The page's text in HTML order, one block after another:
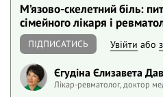
М’язово-скелетний біль:
сімейного лікаря і
ПІДПИСАТИСЬ Увійти або
Єгудіна Єлизавета
Лікар-ревматолог, доктор